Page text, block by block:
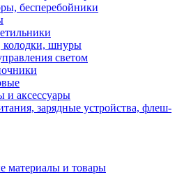
бесперебойники
колодки, шнуры
светом
аксессуары
зарядные устройства, флеш-
материалы и товары